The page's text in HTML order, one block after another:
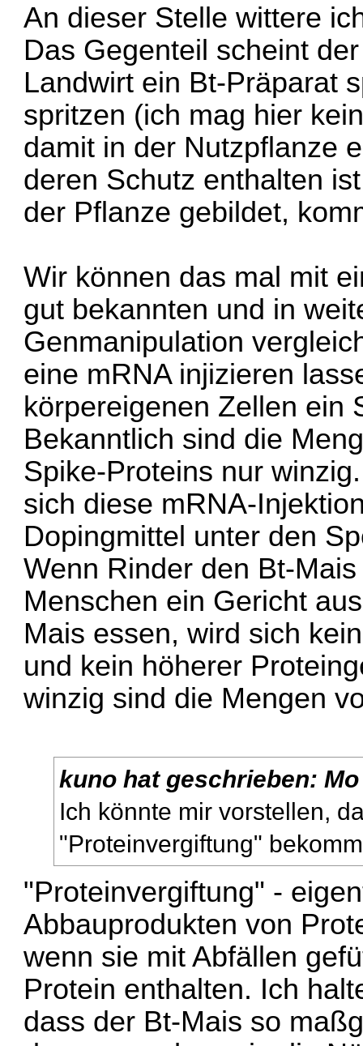
An dieser Stelle wittere
Das Gegenteil scheint
Landwirt ein Bt-Präparat
spritzen (ich mag hier
damit in der Nutzpflanze
deren Schutz enthalten
der Pflanze gebildet,
Wir können das mal mit
gut bekannten und in
Genmanipulation
eine mRNA injizieren
körpereigenen Zellen ein
Bekanntlich sind die
Spike-Proteins nur
sich diese mRNA-
Dopingmittel unter den
Wenn Rinder den Bt-
Menschen ein Gericht
Mais essen, wird sich
und kein höherer
winzig sind die Mengen
kuno hat geschrieben:
Ich könnte mir vorstellen,
"Proteinvergiftung"
"Proteinvergiftung" -
Abbauprodukten von
wenn sie mit Abfällen
Protein enthalten. Ich
dass der Bt-Mais so